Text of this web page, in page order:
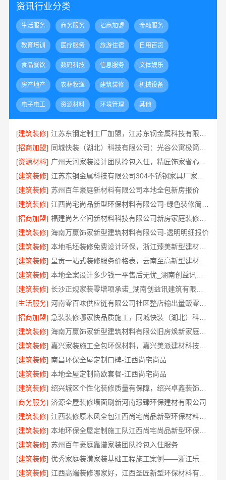
资讯行业分类
生活服务 商务服务 招商加盟 金融服务
教育培训 医疗服务 旅游住宿 日用百货
食品餐饮 数码科技 信息服务 文体娱乐
房产地产 农林牧渔 建筑装修 机械设备
电子电工 资源材料 环境管理 其他
[建筑装修]
[招商加盟]
[资源材料]
广州天河家装设计团队拎包入住，精匠饰家省心之选
[建筑装修]
[建筑装修] 苏州百年豪庭新材料有限公司本地全包新房报价
[建筑装修]
[招商加盟]
福建尚艺空间新材料科技有限公司新房家庭装修硬装施工
[建筑装修] 海南万赢饰家新型建筑材料有限公司-透明明细报价
[建筑装修]
本地毛坯装修免费设计环保，浙江臻美新型建材有限公司品质之选
[建筑装修]
呈贡一站式装修服务价格表，云南至高新型建材有限公司
[建筑装修]
[建筑装修]
[生活服务]
河南零百味供应链有限公司社区整店输出量贩零食适配全场景
[招商加盟]
急装装修哪家快品质施工，同城快装（湖北）科技有限公司标准化
[建筑装修]
海南万赢饰家新型建筑材料有限公旧房焕新家庭装修吊顶造型
[建筑装修]
[建筑装修] 南昌环保全屋定制口碑-江西尚宅尚品
[建筑装修] 本地全屋定制简欧套餐-江西尚宅尚品
[建筑装修]
绍兴城区个性化装修质量有保障，绍兴卓鑫装饰材料有限公司严格品控
[商务服务] 济源全屋装修墙面刷新河南璟臻环保建材有限公司
[建筑装修]
江西装修原木风全包江西尚宅尚品新型环保材料有限公司
[建筑装修]
本地环保全屋定制施工队江西尚宅尚品新型环保材料有限公司
[建筑装修] 苏州百年豪庭靠谱家装团队拎包入住服务
[建筑装修]
[建筑装修]